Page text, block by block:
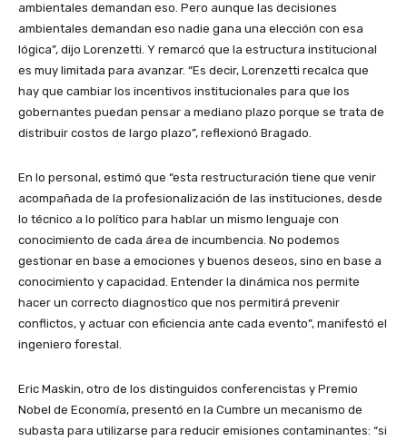
ambientales demandan eso. Pero aunque las decisiones
ambientales demandan eso nadie gana una elección con esa
lógica”, dijo Lorenzetti. Y remarcó que la estructura institucional
es muy limitada para avanzar. “Es decir, Lorenzetti recalca que
hay que cambiar los incentivos institucionales para que los
gobernantes puedan pensar a mediano plazo porque se trata de
distribuir costos de largo plazo”, reflexionó Bragado.
En lo personal, estimó que “esta restructuración tiene que venir
acompañada de la profesionalización de las instituciones, desde
lo técnico a lo político para hablar un mismo lenguaje con
conocimiento de cada área de incumbencia. No podemos
gestionar en base a emociones y buenos deseos, sino en base a
conocimiento y capacidad. Entender la dinámica nos permite
hacer un correcto diagnostico que nos permitirá prevenir
conflictos, y actuar con eficiencia ante cada evento”, manifestó el
ingeniero forestal.
Eric Maskin, otro de los distinguidos conferencistas y Premio
Nobel de Economía, presentó en la Cumbre un mecanismo de
subasta para utilizarse para reducir emisiones contaminantes: “si